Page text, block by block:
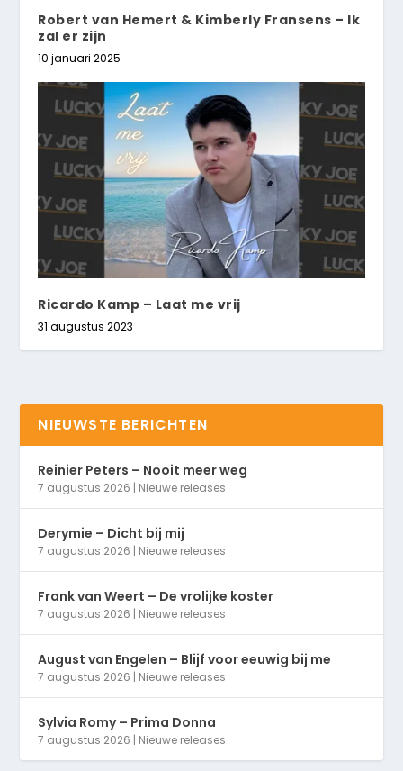
Robert van Hemert & Kimberly Fransens – Ik
zal er zijn
10 januari 2025
Ricardo Kamp – Laat me vrij
31 augustus 2023
NIEUWSTE BERICHTEN
Reinier Peters – Nooit meer weg
7 augustus 2026 | Nieuwe releases
Derymie – Dicht bij mij
7 augustus 2026 | Nieuwe releases
Frank van Weert – De vrolijke koster
7 augustus 2026 | Nieuwe releases
August van Engelen – Blijf voor eeuwig bij me
7 augustus 2026 | Nieuwe releases
Sylvia Romy – Prima Donna
7 augustus 2026 | Nieuwe releases